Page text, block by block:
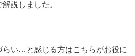
説しました。
らい…と感じる方はこちらがお役に